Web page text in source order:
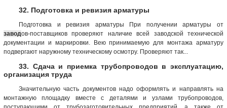
32. Подготовка и ревизия арматуры
Подготовка и ревизия арматуры При получении арматуры от
заводов-поставщиков проверяют наличие всей заводской технической
документации и маркировки. Вею принимаемую для монтажа арматуру
подвергают наружному техническому осмотру. Проверяют так...
33. Сдача и приемка трубопроводов в эксплуатацию,
организация труда
Значительную часть документов надо оформлять и направлять на
монтажную площадку вместе с деталями и узлами трубопроводов,